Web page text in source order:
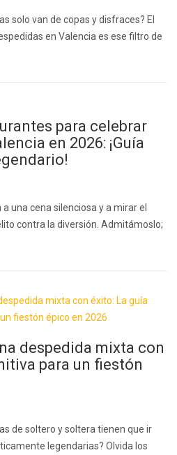
solo van de copas y disfraces? El
en Valencia es ese filtro de
para celebrar
en 2026: ¡Guía
una cena silenciosa y a mirar el
contra la diversión. Admitámoslo;
despedida mixta con
para un fiestón
de soltero y soltera tienen que ir
legendarias? Olvida los